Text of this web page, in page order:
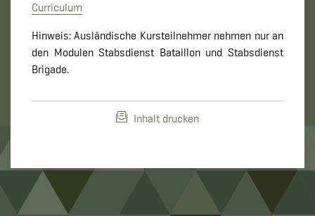
Curriculum
Hinweis: Ausländische Kursteilnehmer nehmen nur an
den Modulen Stabsdienst Bataillon und Stabsdienst
Brigade.
Inhalt drucken